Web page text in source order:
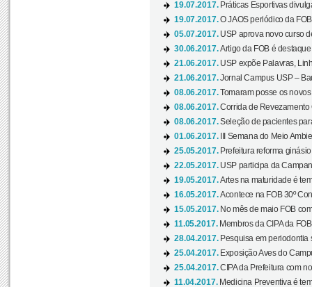
19.07.2017. Práticas Esportivas
19.07.2017.O JAOS periódico da
05.07.2017. USP aprova novo curso
30.06.2017.Artigo da FOB é
21.06.2017. USP expõe Palavras,
21.06.2017.Jornal Campus USP –
08.06.2017.Tomaram posse os
08.06.2017.Corrida de Revezamento
08.06.2017.Seleção de pacientes
01.06.2017.
III Semana do Meio
25.05.2017. Prefeitura reforma
22.05.2017. USP participa da
19.05.2017.Artes na maturidade é
16.05.2017.Acontece na FOB 30º
15.05.2017. No mês de maio FOB
11.05.2017. Membros da CIPA da
28.04.2017. Pesquisa em periodontia
25.04.2017. Exposição Aves do
25.04.2017.CIPA da Prefeitura com
11.04.2017. Medicina Preventiva é